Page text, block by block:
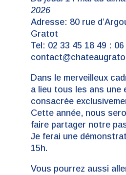
2026
Adresse: 80 rue
Gratot
Tel: 02 33 45 18 49 :
Dans le merveilleux
a lieu tous les ans une
consacrée
Cette année, nous
faire partager notre
Je ferai une
15h.
Vous pourrez aussi